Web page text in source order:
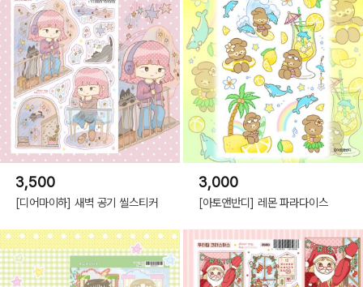
3,500
[디어마이하] 새벽 공기 씰스티커
3,000
[아토앤반디] 레몬 파라다이스